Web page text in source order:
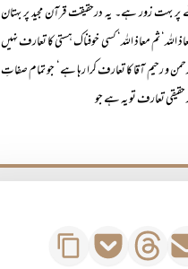
بہت زور ہے۔ یہ درحقیقت قرآن مجید پر بہتان
ثم معاذ اللہ‘ کسی خوفناک ہستی کا تعارف نہیں
و رحیم آقا کا تعارف کرا رہا ہے‘ جو تمام صفاتِ
تعارف تو یہ ہے جو